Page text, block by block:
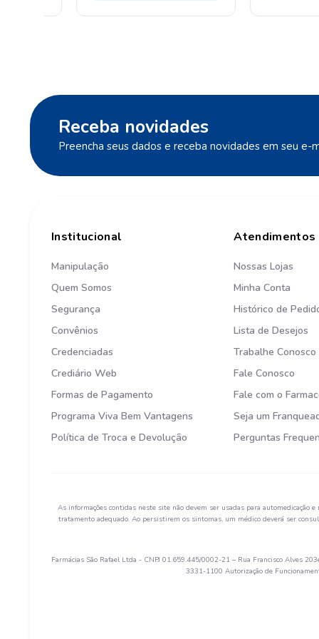
Receba novidades
Preencha seus dados e receba novidades em seu e-
Institucional
Manipulação
Quem Somos
Segurança
Convênios
Credenciadas
Crediário Web
Formas de Pagamento
Programa Viva Bem Vantagens
Política de Troca e Devolução
Atendimentos
Nossas Lojas
Minha Conta
Histórico de
Lista de Desejos
Trabalhe Conosco
Fale Conosco
Fale com o
Seja um
Perguntas
As informações contidas neste site não devem ser usadas para automedicação
tratamento adequado. Ao persistirem os sintomas, um médico deverá ser
Farmácias São Rafael Ltda - CNPJ 01.659.445/0002-21 – Rua Francisco Alves
3331-1100 Autorização de